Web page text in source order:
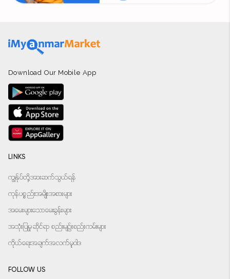
Download Our Mobile App
LINKS
ကျွန်ုပ်တို့အားဆက်သွယ်ရန်
ကုန်ပစ္စည်းအမျိုးအစားများ
အမေးများသောမေးခွန်းများ
အသုံးပြုမှုဆိုင်ရာ စည်းမျဉ်းစည်းကမ်းများ
ကိုယ်ရေးအချက်အလက်မူဝါဒ
FOLLOW US